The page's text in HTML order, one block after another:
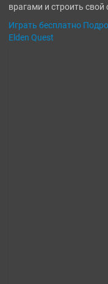
врагами и строить свой
Играть бесплатно
Elden Quest